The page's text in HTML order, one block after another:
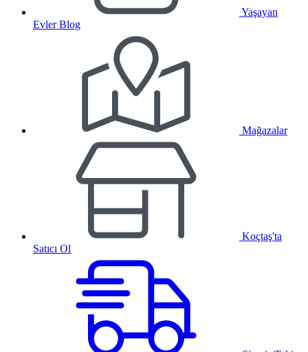
Yaşayan
Evler Blog
Mağazalar
Koçtaş'ta
Satıcı Ol